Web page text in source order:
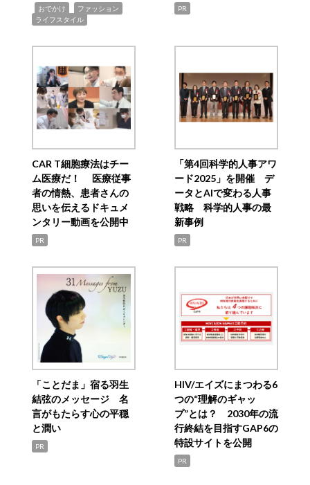
おでかけ ファッション
ライフスタイル
PR
CAR T細胞療法はチー
ム医療だ！ 医療従事
者の情熱、患者さんの
思いを伝えるドキュメ
ンタリー動画を公開中
PR
「第4回科学的人事アワ
ード2025」を開催 デ
ータとAIで変わる人事
戦略 科学的人事の最
新事例
PR
「ことだま」宿る羽生
結弦のメッセージ 名
言がもたらす心の平穏
と潤い
PR
HIV/エイズにまつわる6
つの“理解のギャッ
プ”とは？ 2030年の流
行終結を目指すGAP6の
特設サイトを公開
PR